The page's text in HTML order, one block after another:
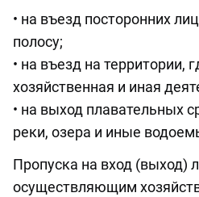
• на въезд посторонних
полосу;
• на въезд на территории,
хозяйственная и иная
• на выход плавательных
реки, озера и иные
Пропуска на вход (выход)
осуществляющим